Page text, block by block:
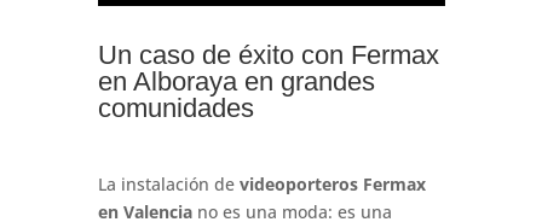
Un caso de éxito con Fermax
en Alboraya en grandes
comunidades
La instalación de videoporteros Fermax
en Valenciano es una moda: es una